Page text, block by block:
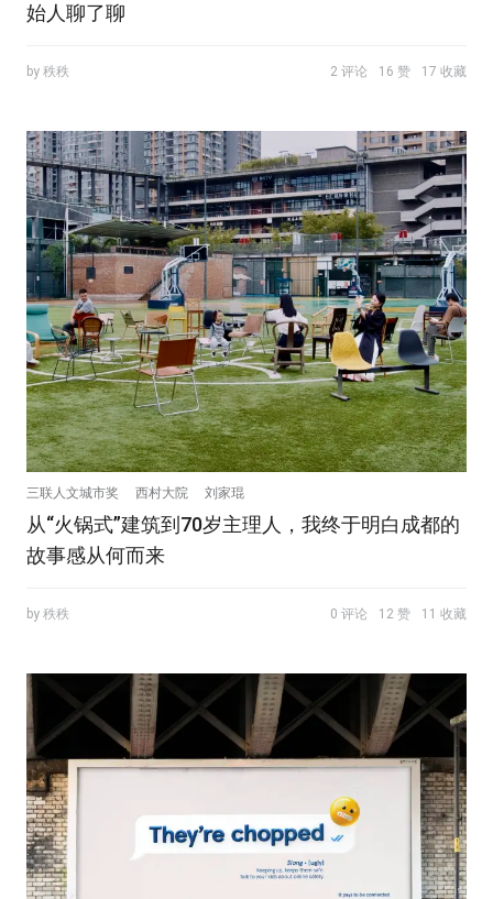
始人聊了聊
by 秩秩 2 评论 16 赞 17 收藏
三联人文城市奖 西村大院 刘家琨
从“火锅式”建筑到70岁主理人，我终于明白成都的
故事感从何而来
by 秩秩 0 评论 12 赞 11 收藏